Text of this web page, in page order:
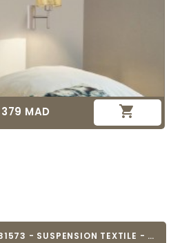
Prix
379 MAD 
EGLO 31573 - SUSPENSION TEXTILE - PASTERI